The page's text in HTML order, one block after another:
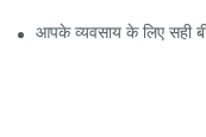
आपके व्यवसाय के लिए सही